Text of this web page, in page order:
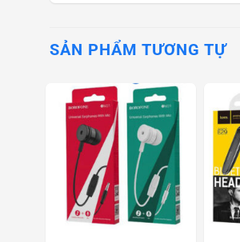
SẢN PHẨM TƯƠNG TỰ